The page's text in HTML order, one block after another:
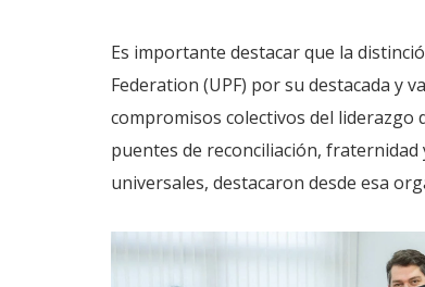
Es importante destacar que la
Federation (UPF) por su destacada y
compromisos colectivos del liderazgo
puentes de reconciliación,
universales, destacaron desde esa